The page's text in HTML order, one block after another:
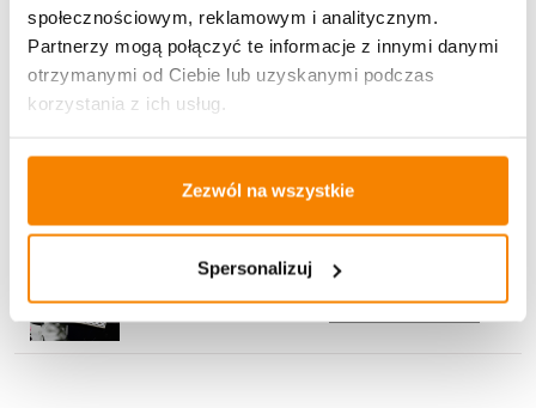
społecznościowym, reklamowym i analitycznym.
Partnerzy mogą połączyć te informacje z innymi danymi
otrzymanymi od Ciebie lub uzyskanymi podczas
korzystania z ich usług.
Zezwól na wszystkie
Spersonalizuj
149,00
Znicz solarny Akryl 3D tuba Srebrny Wieczny
Dodaj do koszyka